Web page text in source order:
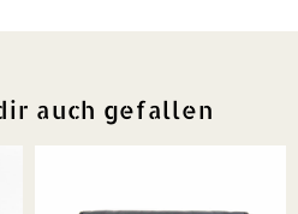
auch gefallen